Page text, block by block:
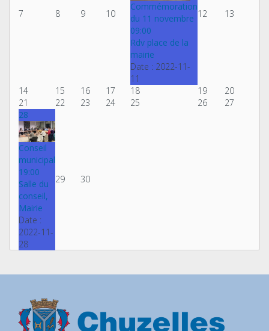
7 8 9 10
Commémoration
du 11 novembre
09:00
Rdv place de la
mairie
Date : 2022-11-
11
12 13
14 15 16 17 18 19
20
21
22 23 24 25 26
27
28
Conseil
municipal
19:00
Salle du
conseil,
Mairie
Date :
2022-11-
28
29 30